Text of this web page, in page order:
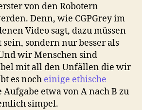
von den Robotern
Denn, wie CGPGrey im
Video sagt, dazu müssen
sondern nur besser als
wir Menschen sind
mit all den Unfällen die wir
es noch einige ethische
Aufgabe etwa von A nach B zu
simpel.